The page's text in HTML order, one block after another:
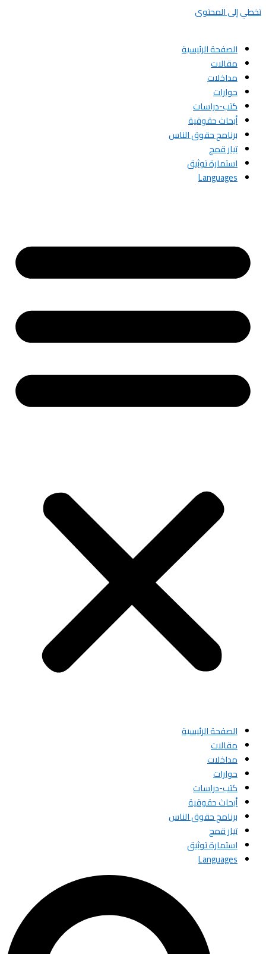
تخطي إلى المحتوى
الصفحة الرئيسية
مقالات
مداخلات
حوارات
كتب-دراسات
أبحاث حقوقية
برنامج حقوق الناس
تيار قمح
استمارة توثيق
Languages
الصفحة الرئيسية
مقالات
مداخلات
حوارات
كتب-دراسات
أبحاث حقوقية
برنامج حقوق الناس
تيار قمح
استمارة توثيق
Languages